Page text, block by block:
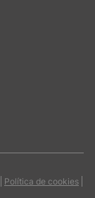
Política de cookies